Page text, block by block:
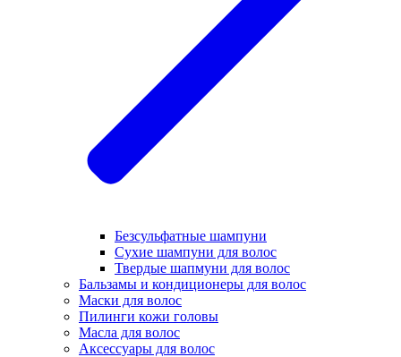
Безсульфатные шампуни
Сухие шампуни для волос
Твердые шапмуни для волос
Бальзамы и кондиционеры для волос
Маски для волос
Пилинги кожи головы
Масла для волос
Аксессуары для волос